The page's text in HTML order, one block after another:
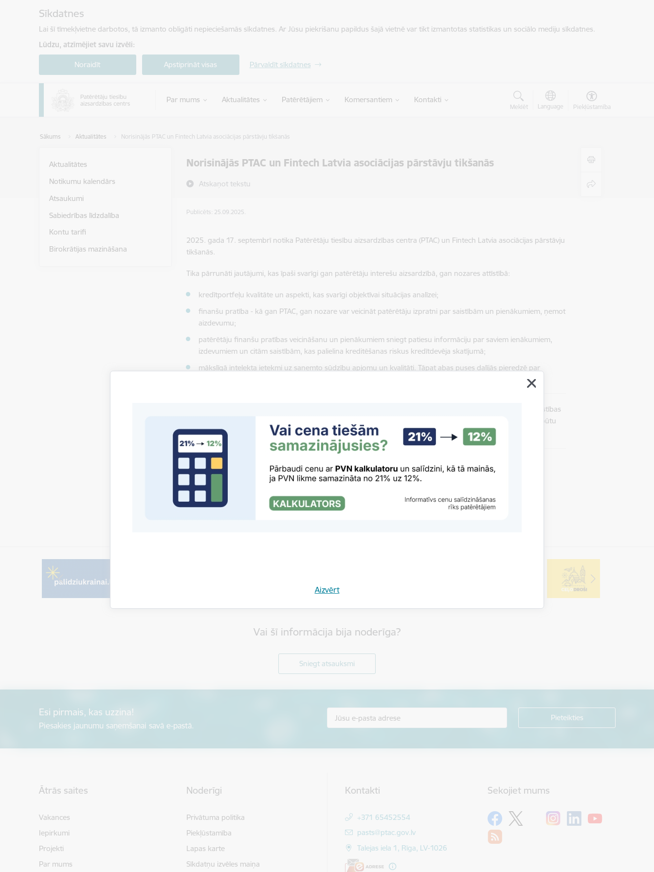
Sīkdatnes
Lai šī tīmekļvietne darbotos, tā izmanto obligāti nepieciešamās sīkdatnes. Ar Jūsu piekrišanu papildus šajā vietnē var tikt izmantotas statistikas un sociālo mediju sīkdatnes.
Lūdzu, atzīmējiet savu izvēli:
Noraidīt Apstiprināt visas Pārvaldīt sīkdatnes
Par mums Aktualitātes Patērētājiem Komersantiem Kontakti
Meklēt Language Piekļūstamība
Sākums Aktualitātes Norisinājās PTAC un Fintech Latvia asociācijas pārstāvju tikšanās
Norisinājās PTAC un Fintech Latvia asociācijas pārstāvju tikšanās
Atskaņot tekstu
Aizvērt
Aktualitātes
Notikumu kalendārs
Atsaukumi
Sabiedrības līdzdalība
Kontu tarifi
Birokrātijas mazināšana
Publicēts: 25.09.2025.
2025. gada 17. septembrī notika Patērētāju tiesību aizsardzības centra (PTAC) un Fintech Latvia asociācijas pārstāvju
tikšanās.
Tika pārrunāti jautājumi, kas īpaši svarīgi gan patērētāju interešu aizsardzībā, gan nozares attīstībā:
kredītportfeļu kvalitāte un aspekti, kas svarīgi objektīvai situācijas analīzei;
finanšu pratība - kā gan PTAC, gan nozare var veicināt patērētāju izpratni par saistībām un pienākumiem, ņemot
aizdevumu;
patērētāju finanšu pratības veicināšanu un pienākumiem sniegt patiesu informāciju par saviem ienākumiem,
izdevumiem un citām saistībām, kas palielina kreditēšanas riskus kredītdevēja skatījumā;
mākslīgā intelekta ietekmi uz saņemto sūdzību apjomu un kvalitāti. Tāpat abas puses dalījās pieredzē par
Zaiga Liepiņa: "Šāds atvērts dialogs ar nozari palīdz veidot drošu vidi patērētājiem, lai apzinātos savas saistības
un aizņemtos atbildīgi. Vienlaikus tas sekmē ilgtspējīgu finanšu vidi Latvijā, kas ir svarīgi, lai patērētajiem būtu
pieejami inovatīvi, saprotami un ērti finanšu produkti."
Saistītas tēmas
Finanšu pakalpojumi Jaunumi
Vai šī informācija bija noderīga?
Sniegt atsauksmi
Esi pirmais, kas uzzina!
Piesakies jaunumu saņemšanai savā e-pastā.
Ātrās saites
Vakances
Iepirkumi
Projekti
Par mums
Noderīgi
Privātuma politika
Piekļūstamība
Lapas karte
Sīkdatņu izvēles maiņa
Kontakti
+371 65452554
E-pasts:
pasts@ptac.gov.lv
Talejas iela 1, Rīga, LV-1026
Sekojiet mums